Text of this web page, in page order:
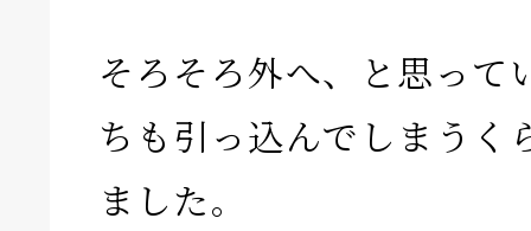
そろそろ外へ、と思って
ちも引っ込んでしまうく
ました。